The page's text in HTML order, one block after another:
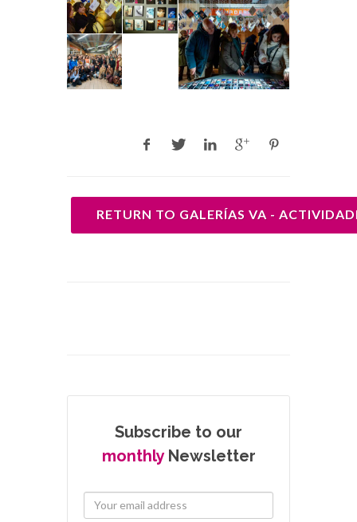
RETURN TO GALERÍAS VA -
Subscribe to our
monthlyNewsletter